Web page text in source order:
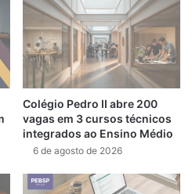
Colégio Pedro II abre 200
vagas em 3 cursos técnicos
integrados ao Ensino Médio
6 de agosto de 2026